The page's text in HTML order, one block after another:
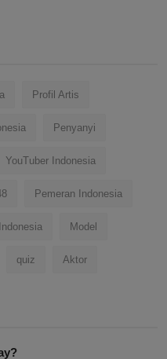
Profil Artis
Penyanyi
YouTuber Indonesia
Pemeran Indonesia
Model
quiz Aktor